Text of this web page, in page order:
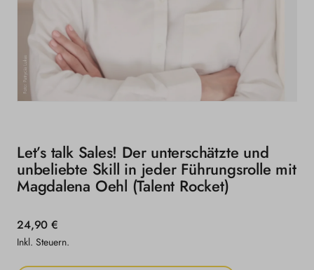
öffnen
Let’s talk Sales! Der unterschätzte und
unbeliebte Skill in jeder Führungsrolle mit
Magdalena Oehl (Talent Rocket)
Normaler
Preis
24,90 €
Inkl. Steuern.